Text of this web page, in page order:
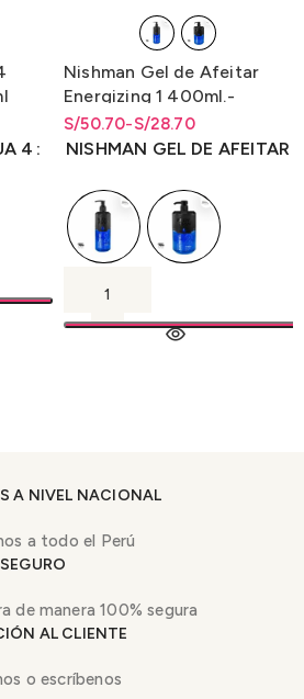
4
Nishman Gel de Afeitar
Energizing 1 400ml.-
Energizante 2 1L.
S/28.70
-
S/50.70
Rango de precios: desde
S/28.70 hasta S/50.70
Rango de precios: desde
S/28.70hastaS/50.70
NISHMAN GEL DE AFEITAR
A NIVEL NACIONAL
a todo el Perú
de manera 100% segura
AL CLIENTE
o escríbenos